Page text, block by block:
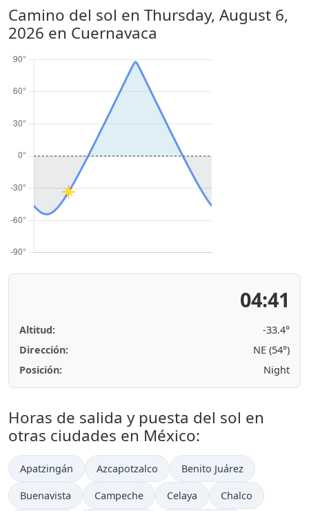
Camino del sol en Thursday, August 6,
2026 en Cuernavaca
04:41
Altitud:
-33.4°
Dirección:
NE (54°)
Posición:
Night
Horas de salida y puesta del sol en
otras ciudades en México:
Apatzingán Azcapotzalco Benito Juárez
Buenavista Campeche Celaya Chalco